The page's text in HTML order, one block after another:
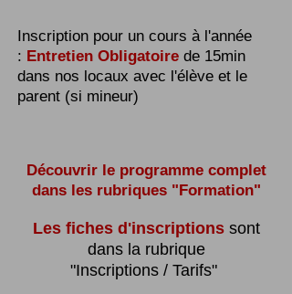
Inscription pour un cours à l'année
: Entretien Obligatoire de 15min
dans nos locaux avec l'élève et le
parent (si mineur)
Découvrir le programme complet
dans les rubriques "Formation"
Les fiches d'inscriptionssont
dans la rubrique
"Inscriptions / Tarifs"